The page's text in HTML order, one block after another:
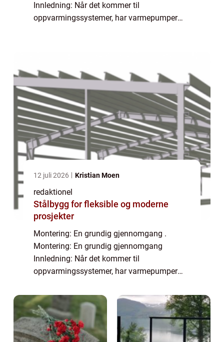
Innledning: Når det kommer til
oppvarmingssystemer, har varmepumper
12 juli 2026 Kristian Moen
redaktionel
Stålbygg for fleksible og moderne
prosjekter
Montering: En grundig gjennomgang .
Montering: En grundig gjennomgang
Innledning: Når det kommer til
oppvarmingssystemer, har varmepumper
for mange huseiere. Ikke bare kan de
redusere energikostnadene bety...